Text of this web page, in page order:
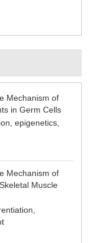
Mechanism of
in Germ Cells
epigenetics,
Mechanism of
Muscle